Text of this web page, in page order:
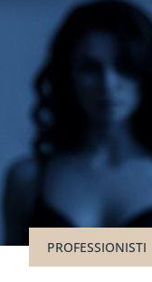
PROFESSIONISTI